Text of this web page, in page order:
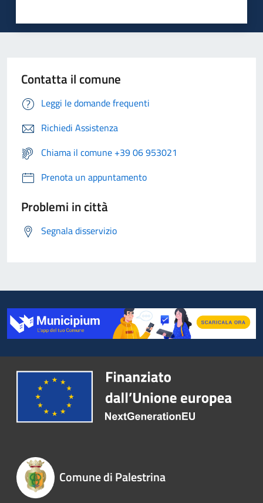
Contatta il comune
Leggi le domande frequenti
Richiedi Assistenza
Chiama il comune +39 06 953021
Prenota un appuntamento
Problemi in città
Segnala disservizio
Comune di Palestrina